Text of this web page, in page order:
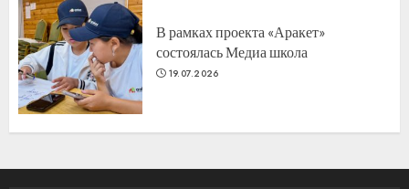
В рамках проекта «Аракет»
состоялась Медиа школа
19.07.2026